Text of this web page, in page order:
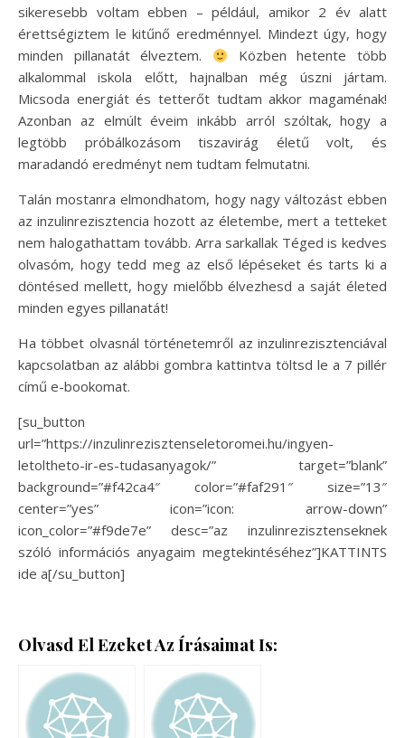
sikeresebb voltam ebben – például, amikor 2 év alatt
érettségiztem le kitűnő eredménnyel. Mindezt úgy, hogy
minden pillanatát élveztem.
Közben hetente több
alkalommal iskola előtt, hajnalban még úszni jártam.
Micsoda energiát és tetterőt tudtam akkor magaménak!
Azonban az elmúlt éveim inkább arról szóltak, hogy a
legtöbb próbálkozásom tiszavirág életű volt, és
maradandó eredményt nem tudtam felmutatni.
Talán mostanra elmondhatom, hogy nagy változást ebben
az inzulinrezisztencia hozott az életembe, mert a tetteket
nem halogathattam tovább. Arra sarkallak Téged is kedves
olvasóm, hogy tedd meg az első lépéseket és tarts ki a
döntésed mellett, hogy mielőbb élvezhesd a saját életed
minden egyes pillanatát!
Ha többet olvasnál történetemről az inzulinrezisztenciával
kapcsolatban az alábbi gombra kattintva töltsd le a 7 pillér
című e-bookomat.
[su_button
url=”https://inzulinrezisztenseletoromei.hu/ingyen-
letoltheto-ir-es-tudasanyagok/” target=”blank”
background=”#f42ca4″ color=”#faf291″ size=”13″
center=”yes” icon=”icon: arrow-down”
icon_color=”#f9de7e” desc=”az inzulinrezisztenseknek
szóló információs anyagaim megtekintéséhez”]KATTINTS
ide a[/su_button]
Olvasd El Ezeket Az Írásaimat Is: